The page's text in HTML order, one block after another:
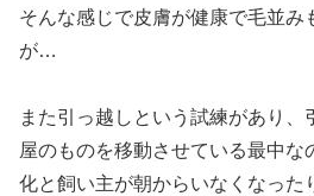
そんな感じで皮膚が健康で毛並み
が…
また引っ越しという試練があり、
屋のものを移動させている最中な
化と飼い主が朝からいなくなった